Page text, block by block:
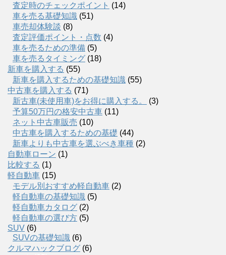
査定時のチェックポイント (14)
車を売る基礎知識 (51)
車売却体験談 (8)
査定評価ポイント・点数 (4)
車を売るための準備 (5)
車を売るタイミング (18)
新車を購入する (55)
新車を購入するための基礎知識 (55)
中古車を購入する (71)
新古車(未使用車)をお得に購入する。
(3)
予算50万円の格安中古車 (11)
ネット中古車販売 (10)
中古車を購入するための基礎 (44)
新車よりも中古車を選ぶべき車種 (2)
自動車ローン (1)
比較する (1)
軽自動車 (15)
モデル別おすすめ軽自動車 (2)
軽自動車の基礎知識 (5)
軽自動車カタログ (2)
軽自動車の選び方 (5)
SUV (6)
SUVの基礎知識 (6)
クルマハックブログ (6)